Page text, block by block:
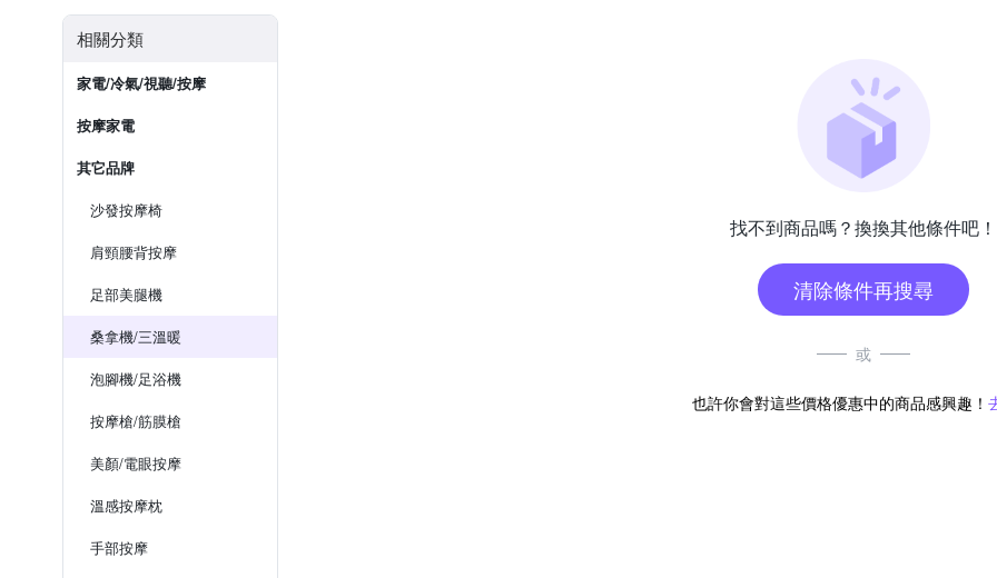
相關分類
家電/冷氣/視聽/按摩
按摩家電
其它品牌
沙發按摩椅
肩頸腰背按摩
足部美腿機
桑拿機/三溫暖
泡腳機/足浴機
按摩槍/筋膜槍
美顏/電眼按摩
溫感按摩枕
手部按摩
找不到商品嗎？換換其他條件吧！
清除條件再搜尋
或
也許你會對這些價格優惠中的商品感興趣！